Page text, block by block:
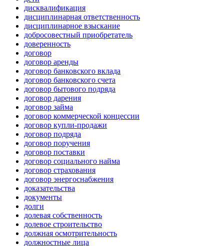
дисквалификация
дисциплинарная ответственность
дисциплинарное взыскание
добросовестный приобретатель
доверенность
договор
договор аренды
договор банковского вклада
договор банковского счета
договор бытового подряда
договор дарения
договор займа
договор коммерческой концессии
договор купли-продажи
договор подряда
договор поручения
договор поставки
договор социального найма
договор страхования
договор энергоснабжения
доказательства
документы
долги
долевая собственность
долевое строительство
должная осмотрительность
должностные лица